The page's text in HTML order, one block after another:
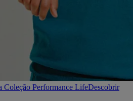
Coleção Performance LifeDescobrir